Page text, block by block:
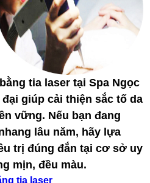
tia laser tại Spa Ngọc
giúp cải thiện sắc tố da
vững. Nếu bạn đang
lâu năm, hãy lựa
trị đúng đắn tại cơ sở uy
mịn, đều màu.
tia laser